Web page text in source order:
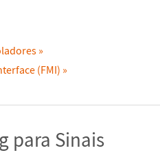
(FMI)
para Sinais